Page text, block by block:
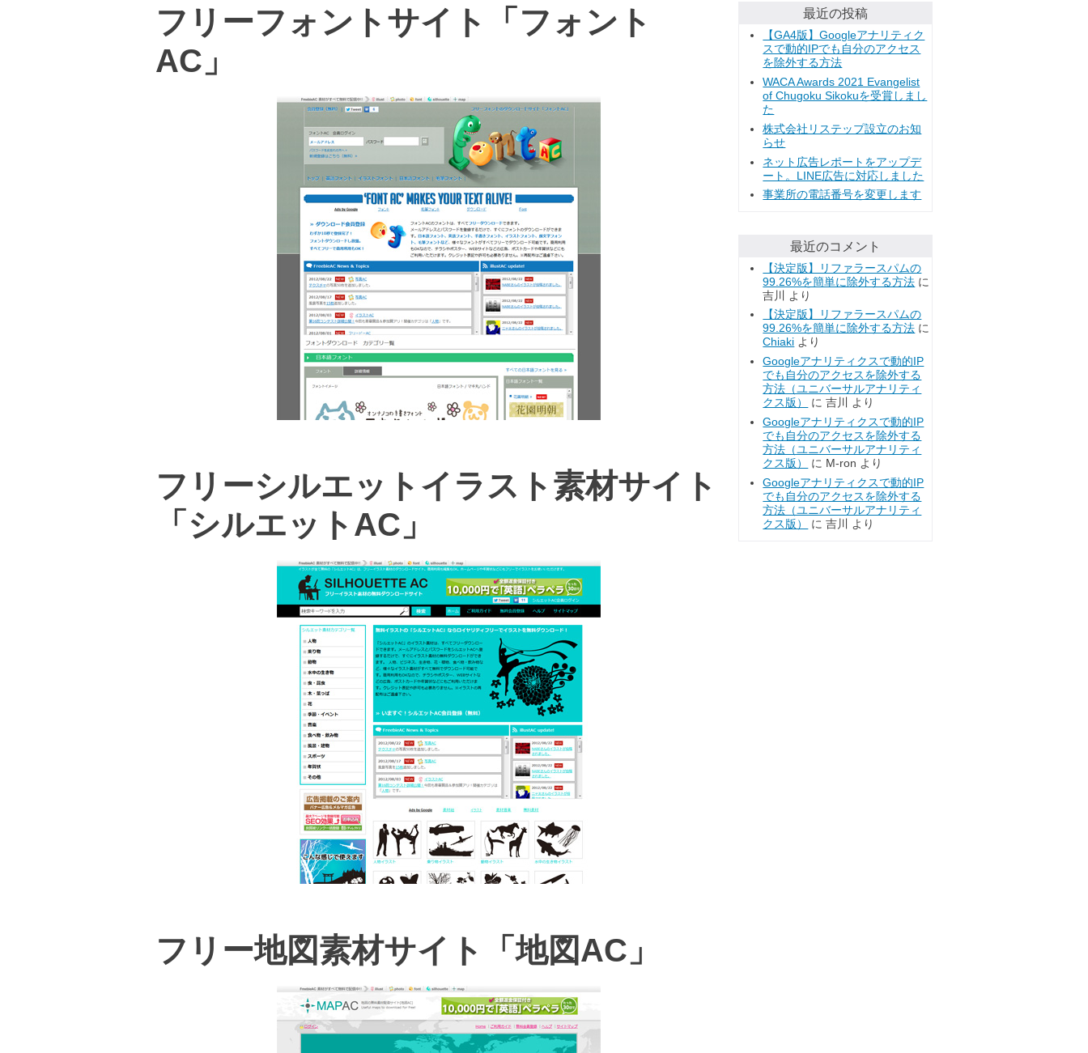
フリーフォントサイト「フォント
AC」
フリーシルエットイラスト素材サイト
「シルエットAC」
フリー地図素材サイト「地図AC」
最近の投稿
【GA4版】Googleアナリティク
スで動的IPでも自分のアクセス
を除外する方法
WACA Awards 2021 Evangelist
of Chugoku Sikokuを受賞しまし
た
株式会社リステップ設立のお知
らせ
ネット広告レポートをアップデ
ート。LINE広告に対応しました
事業所の電話番号を変更します
最近のコメント
【決定版】リファラースパムの
99.26%を簡単に除外する方法 に
吉川
より
【決定版】リファラースパムの
99.26%を簡単に除外する方法 に
Chiaki より
Googleアナリティクスで動的IP
でも自分のアクセスを除外する
方法（ユニバーサルアナリティ
クス版）
に吉川
より
Googleアナリティクスで動的IP
でも自分のアクセスを除外する
方法（ユニバーサルアナリティ
クス版）
に M-ron より
Googleアナリティクスで動的IP
でも自分のアクセスを除外する
方法（ユニバーサルアナリティ
クス版）
に吉川 より